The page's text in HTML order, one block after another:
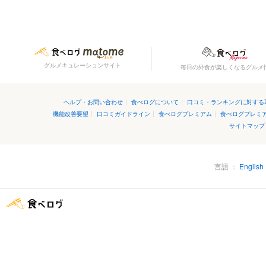
グルメキュレーションサイト 毎日の外食が楽しくなるグルメ
ヘルプ・お問い合わせ | 食べログについて | 口コミ・ランキングに対す
機能改善要望 | 口コミガイドライン | 食べログプレミアム | 食べログプレミ
サイトマップ
言語 English